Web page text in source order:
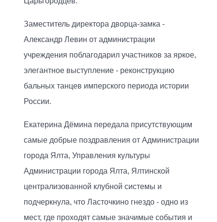
Заместитель директора дворца-замка -
Александр Левин от администрации
учреждения поблагодарил участников за яркое,
элегантное выступление - реконструкцию
бальных танцев имперского периода истории
России.
Екатерина Дёмина передала присутствующим
самые добрые поздравления от Администрации
города Ялта, Управления культуры
Администрации города Ялта, Ялтинской
централизованной клубной системы и
подчеркнула, что Ласточкино гнездо - одно из
мест, где проходят самые значимые события и